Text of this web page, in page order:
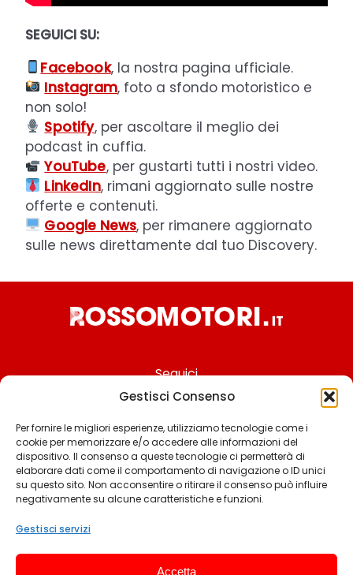
Gestisci Consenso
Per fornire le migliori esperienze, utilizziamo tecnologie come i
cookie per memorizzare e/o accedere alle informazioni del
dispositivo. Il consenso a queste tecnologie ci permetterà di
elaborare dati come il comportamento di navigazione o ID unici
su questo sito. Non acconsentire o ritirare il consenso può influire
negativamente su alcune caratteristiche e funzioni.
Gestisci servizi
Accetta
SEGUICI SU:
Facebook, la nostra pagina ufficiale.
Instagram, foto a sfondo motoristico e
non solo!
Spotify, per ascoltare il meglio dei
podcast in cuffia.
YouTube, per gustarti tutti i nostri video.
LinkedIn, rimani aggiornato sulle nostre
offerte e contenuti.
Google News, per rimanere aggiornato
sulle news direttamente dal tuo Discovery.
Seguici
Chi siamo
Contattaci
Termini & Condizioni
Privacy policy